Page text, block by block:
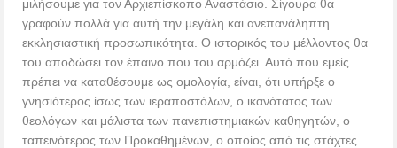
μιλήσουμε για τον Αρχιεπίσκοπο Αναστάσιο. Σίγουρα θα
γραφούν πολλά για αυτή την μεγάλη και ανεπανάληπτη
εκκλησιαστική προσωπικότητα. Ο ιστορικός του μέλλοντος θα
του αποδώσει τον έπαινο που του αρμόζει. Αυτό που εμείς
πρέπει να καταθέσουμε ως ομολογία, είναι, ότι υπήρξε ο
γνησιότερος ίσως των ιεραποστόλων, ο ικανότατος των
θεολόγων και μάλιστα των πανεπιστημιακών καθηγητών, ο
ταπεινότερος των Προκαθημένων, ο οποίος από τις στάχτες